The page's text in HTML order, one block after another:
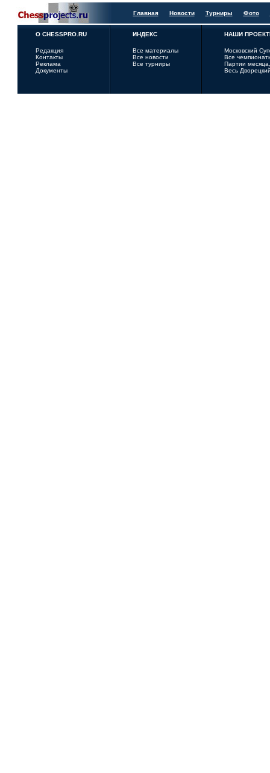
Главная Новости Турниры Фото
О CHESSPRO.RU
Редакция
Контакты
Реклама
Документы
ИНДЕКС
Все материалы
Все новости
Все турниры
НАШИ
Московский
Все
Партии
Весь